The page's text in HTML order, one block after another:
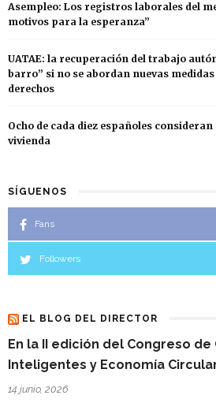
Asempleo: Los registros laborales del
motivos para la esperanza”
UATAE: la recuperación del trabajo
barro” si no se abordan nuevas
derechos
Ocho de cada diez españoles
vivienda
SÍGUENOS
Fans
Followers
EL BLOG DEL DIRECTOR
En la II edición del Congreso de
Inteligentes y Economía
14 junio, 2026